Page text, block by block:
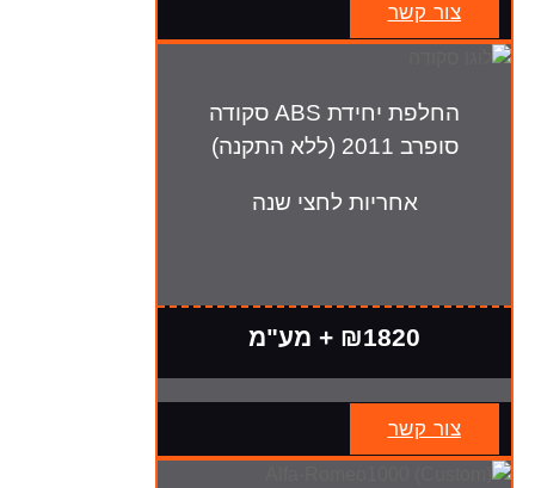
צור קשר
החלפת יחידת ABS סקודה
סופרב 2011 (ללא התקנה)
אחריות לחצי שנה
₪1820 + מע"מ
צור קשר